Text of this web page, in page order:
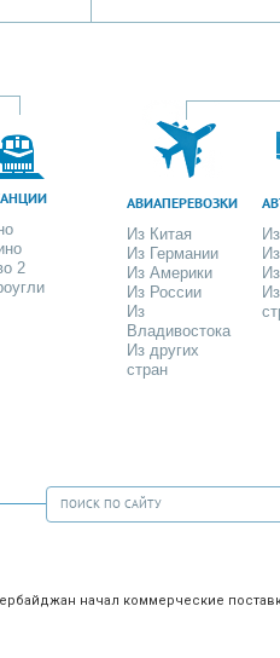
2
АВИАПЕРЕВОЗКИ
Из Китая
Из Германии
Из Америки
Из России
Из
Владивостока
Из других
стран
начал коммерческие